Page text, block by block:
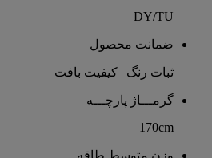
DY/TU
ضمانت محصول
ثبات رنگ | کیفیت بافت
گرمـــاژ پارچـــه
170cm